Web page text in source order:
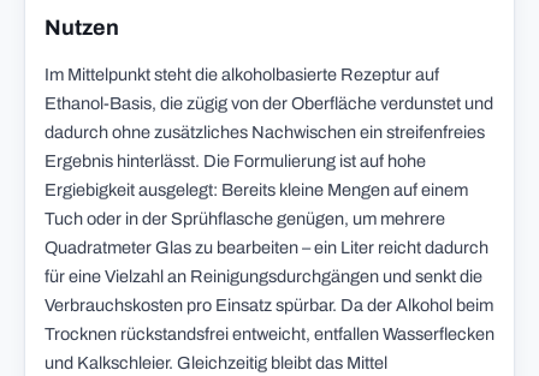
Nutzen
Im Mittelpunkt steht die alkoholbasierte Rezeptur auf
Ethanol-Basis, die zügig von der Oberfläche verdunstet und
dadurch ohne zusätzliches Nachwischen ein streifenfreies
Ergebnis hinterlässt. Die Formulierung ist auf hohe
Ergiebigkeit ausgelegt: Bereits kleine Mengen auf einem
Tuch oder in der Sprühflasche genügen, um mehrere
Quadratmeter Glas zu bearbeiten – ein Liter reicht dadurch
für eine Vielzahl an Reinigungsdurchgängen und senkt die
Verbrauchskosten pro Einsatz spürbar. Da der Alkohol beim
Trocknen rückstandsfrei entweicht, entfallen Wasserflecken
und Kalkschleier. Gleichzeitig bleibt das Mittel